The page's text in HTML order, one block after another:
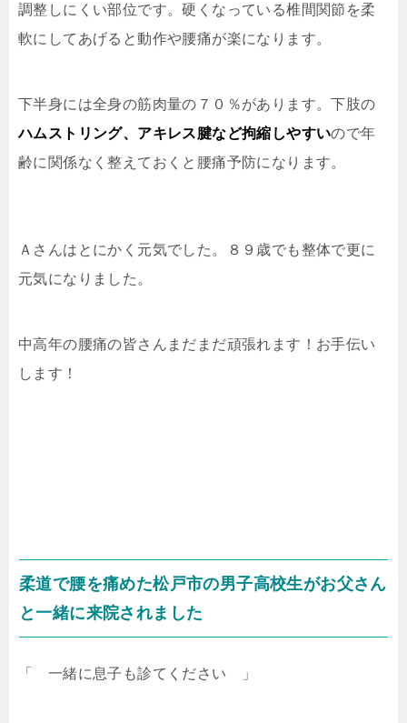
調整しにくい部位です。硬くなっている椎間関節を柔
軟にしてあげると動作や腰痛が楽になります。
下半身には全身の筋肉量の７０％があります。下肢の
ハムストリング、アキレス腱など拘縮しやすいので年
齢に関係なく整えておくと腰痛予防になります。
Ａさんはとにかく元気でした。８９歳でも整体で更に
元気になりました。
中高年の腰痛の皆さんまだまだ頑張れます！お手伝い
します！
柔道で腰を痛めた松戸市の男子高校生がお父さん
と一緒に来院されました
「 一緒に息子も診てください 」